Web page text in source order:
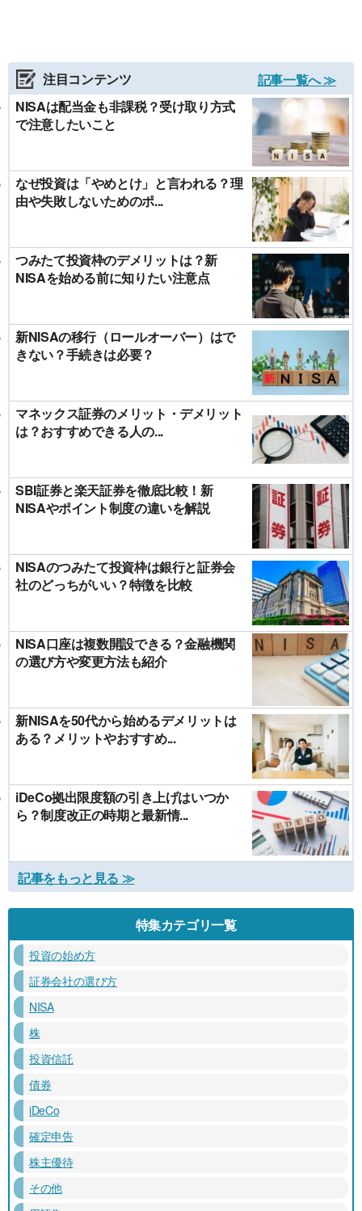
注目コンテンツ
記事一覧へ ≫
NISAは配当金も非課税？受け取り方式
で注意したいこと
なぜ投資は「やめとけ」と言われる？理
由や失敗しないためのポ...
つみたて投資枠のデメリットは？新
NISAを始める前に知りたい注意点
新NISAの移行（ロールオーバー）はで
きない？手続きは必要？
マネックス証券のメリット・デメリット
は？おすすめできる人の...
SBI証券と楽天証券を徹底比較！新
NISAやポイント制度の違いを解説
NISAのつみたて投資枠は銀行と証券会
社のどっちがいい？特徴を比較
NISA口座は複数開設できる？金融機関
の選び方や変更方法も紹介
新NISAを50代から始めるデメリットは
ある？メリットやおすすめ...
iDeCo拠出限度額の引き上げはいつか
ら？制度改正の時期と最新情...
記事をもっと見る ≫
特集カテゴリ一覧
投資の始め方
証券会社の選び方
NISA
株
投資信託
債券
iDeCo
確定申告
株主優待
その他